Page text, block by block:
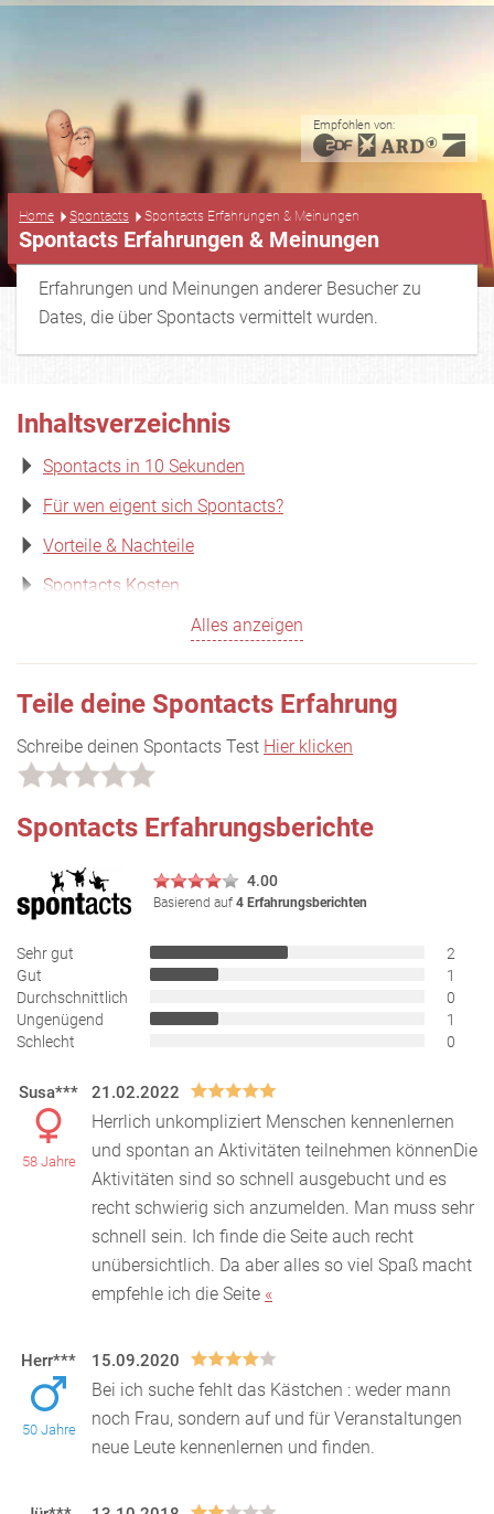
Empfohlen von:
Home Spontacts Spontacts Erfahrungen & Meinungen
Spontacts Erfahrungen & Meinungen
Erfahrungen und Meinungen anderer Besucher zu
Dates, die über Spontacts vermittelt wurden.
Inhaltsverzeichnis
Spontacts in 10 Sekunden
Für wen eigent sich Spontacts?
Vorteile & Nachteile
Spontacts Kosten
Alles anzeigen
Teile deine Spontacts Erfahrung
Schreibe deinen Spontacts Test Hier klicken
Spontacts Erfahrungsberichte
4.00
Basierend auf 4 Erfahrungsberichten
Sehr gut
2
Gut
1
Durchschnittlich
0
Ungenügend
1
Schlecht
0
Susa***
58 Jahre
21.02.2022
Herrlich unkompliziert Menschen kennenlernen
und spontan an Aktivitäten teilnehmen könnenDie
Aktivitäten sind so schnell ausgebucht und es
recht schwierig sich anzumelden. Man muss sehr
schnell sein. Ich finde die Seite auch recht
unübersichtlich. Da aber alles so viel Spaß macht
empfehle ich die Seite «
Herr***
50 Jahre
15.09.2020
Bei ich suche fehlt das Kästchen : weder mann
noch Frau, sondern auf und für Veranstaltungen
neue Leute kennenlernen und finden.